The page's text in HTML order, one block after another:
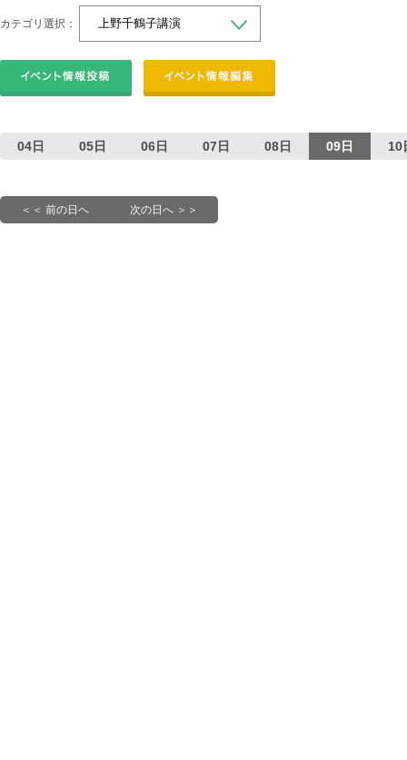
カテゴリ選択：
04日 05日 06日 07日 08日 09日 10
＜＜ 前の日へ 次の日へ ＞＞